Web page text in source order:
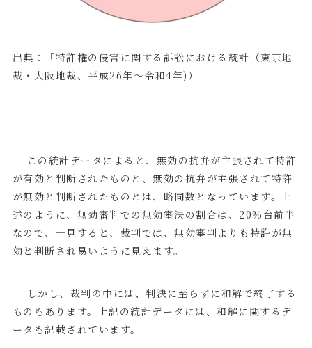
出典：「特許権の侵害に関する訴訟における統計（東京地
裁・大阪地裁、平成26年～令和4年) ）
この統計データによると、無効の抗弁が主張されて特許
が有効と判断されたものと、無効の抗弁が主張されて特許
が無効と判断されたものとは、略同数となっています。上
述のように、無効審判での無効審決の割合は、 20% 台前半
なので、一見すると、裁判では、無効審判よりも特許が無
効と判断され易いように見えます。
しかし、裁判の中には、判決に至らずに和解で終了する
ものもあります。上記の統計データには、和解に関するデ
ータも記載されています。